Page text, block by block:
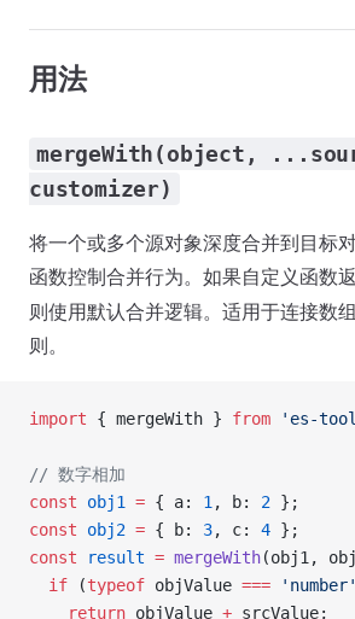
用法
mergeWith(object,
customizer)
将一个或多个源对象深度合并到目标
函数控制合并行为。如果自定义函数
则使用默认合并逻辑。适用于连接数
则。
import { mergeWith } from 'es-
// 数字相加
const obj1 = { a: 1 , b: 2 };
const obj2 = { b: 3, c: 4 };
const result = mergeWith(obj1,
  if
(typeof objValue === 'number'
    return
objValue + srcValue;